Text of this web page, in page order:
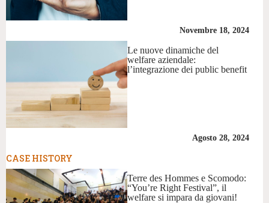
Novembre 18, 2024
Le nuove dinamiche del
welfare aziendale:
l’integrazione dei public benefit
Agosto 28, 2024
CASE HISTORY
Terre des Hommes e Scomodo:
“You’re Right Festival”, il
welfare si impara da giovani!